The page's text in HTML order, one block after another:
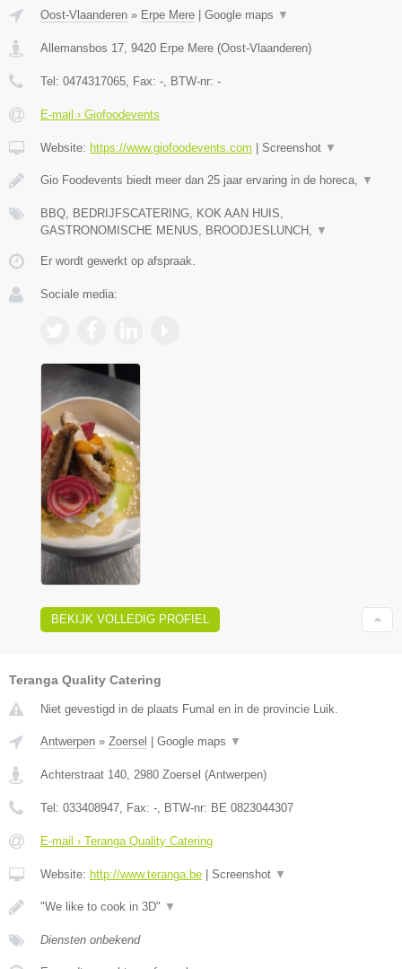
Oost-Vlaanderen » Erpe Mere Google maps ▼
Allemansbos 17, 9420 Erpe Mere (Oost-Vlaanderen)
Tel: 0474317065, Fax: -, BTW-nr: -
E-mail › Giofoodevents
Website: https://www.giofoodevents.com Screenshot ▼
Gio Foodevents biedt meer dan 25 jaar ervaring in de horeca, ▼
BBQ, BEDRIJFSCATERING, KOK AAN HUIS,
GASTRONOMISCHE MENUS, BROODJESLUNCH, ▼
Er wordt gewerkt op afspraak.
Sociale media:
BEKIJK VOLLEDIG PROFIEL
Teranga Quality Catering
Niet gevestigd in de plaats Fumal en in de provincie Luik.
Antwerpen » Zoersel | Google maps ▼
Achterstraat 140 2980 Zoersel (Antwerpen)
Tel: 033408947 , Fax: - , BTW-nr: BE 0823044307
E-mail › Teranga Quality Catering
Website: http://www.teranga.be | Screenshot ▼
"We like to cook in 3D" ▼
Diensten onbekend